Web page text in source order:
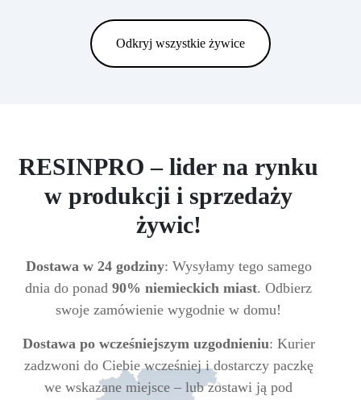
Odkryj wszystkie żywice
RESINPRO – lider na rynku
w produkcji i sprzedaży
żywic!
Dostawa w 24 godziny: Wysyłamy tego samego
dnia do ponad 90% niemieckich miast. Odbierz
swoje zamówienie wygodnie w domu!
Dostawa po wcześniejszym uzgodnieniu: Kurier
zadzwoni do Ciebie wcześniej i dostarczy paczkę
we wskazane miejsce – lub zostawi ją pod